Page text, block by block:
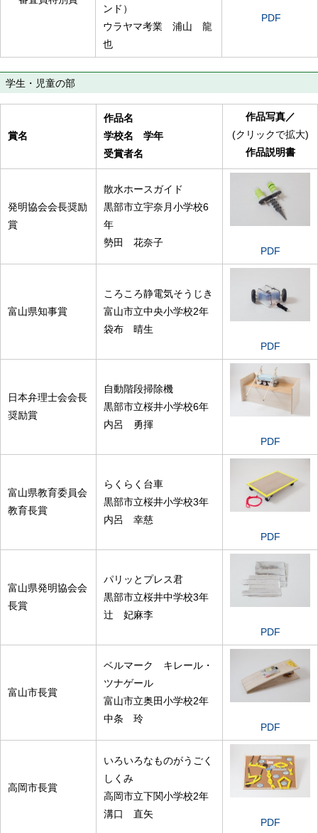
ンド）
ウラヤマ考業 浦山 龍
也
PDF
学生・児童の部
賞名
作品名
学校名 学年
受賞者名
作品写真／
(クリックで拡大)
作品説明書
発明協会会長奨励
賞
散水ホースガイド
黒部市立宇奈月小学校6
年
勢田 花奈子
PDF
富山県知事賞
ころころ静電気そうじき
富山市立中央小学校2年
袋布 晴生
PDF
日本弁理士会会長
奨励賞
自動階段掃除機
黒部市立桜井小学校6年
内呂 勇揮
PDF
富山県教育委員会
教育長賞
らくらく台車
黒部市立桜井小学校3年
内呂 幸慈
PDF
富山県発明協会会
長賞
パリッとプレス君
黒部市立桜井中学校3年
辻 妃麻李
PDF
富山市長賞
ベルマーク キレール・
ツナゲール
富山市立奥田小学校2年
中条 玲
PDF
高岡市長賞
いろいろなものがうごく
しくみ
高岡市立下関小学校2年
溝口 直矢
PDF